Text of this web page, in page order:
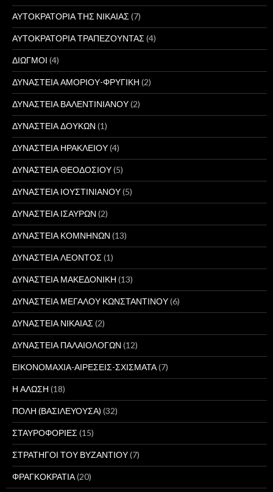
ΑΥΤΟΚΡΑΤΟΡΙΑ ΤΗΣ ΝΙΚΑΙΑΣ (7)
ΑΥΤΟΚΡΑΤΟΡΙΑ ΤΡΑΠΕΖΟΥΝΤΑΣ (4)
ΔΙΩΓΜΟΙ (4)
ΔΥΝΑΣΤΕΙΑ ΑΜΟΡΙΟΥ-ΦΡΥΓΙΚΗ (2)
ΔΥΝΑΣΤΕΙΑ ΒΑΛΕΝΤΙΝΙΑΝΟΥ(2)
ΔΥΝΑΣΤΕΙΑ ΔΟΥΚΩΝ (1)
ΔΥΝΑΣΤΕΙΑ ΗΡΑΚΛΕΙΟΥ(4)
ΔΥΝΑΣΤΕΙΑ ΘΕΟΔΟΣΙΟΥ(5)
ΔΥΝΑΣΤΕΙΑ ΙΟΥΣΤΙΝΙΑΝΟΥ(5)
ΔΥΝΑΣΤΕΙΑ ΙΣΑΥΡΩΝ (2)
ΔΥΝΑΣΤΕΙΑ ΚΟΜΝΗΝΩΝ (13)
ΔΥΝΑΣΤΕΙΑ ΛΕΟΝΤΟΣ (1)
ΔΥΝΑΣΤΕΙΑ ΜΑΚΕΔΟΝΙΚΗ (13)
ΔΥΝΑΣΤΕΙΑ ΜΕΓΑΛΟΥ ΚΩΝΣΤΑΝΤΙΝΟΥ(6)
ΔΥΝΑΣΤΕΙΑ ΝΙΚΑΙΑΣ (2)
ΔΥΝΑΣΤΕΙΑ ΠΑΛΑΙΟΛΟΓΩΝ (12)
ΕΙΚΟΝΟΜΑΧΙΑ-ΑΙΡΕΣΕΙΣ-ΣΧΙΣΜΑΤΑ(7)
Η ΑΛΩΣΗ (18)
ΠΟΛΗ (ΒΑΣΙΛΕΥΟΥΣΑ) (32)
ΣΤΑΥΡΟΦΟΡΙΕΣ (15)
ΣΤΡΑΤΗΓΟΙ ΤΟΥ ΒΥΖΑΝΤΙΟΥ(7)
ΦΡΑΓΚΟΚΡΑΤΙΑ(20)